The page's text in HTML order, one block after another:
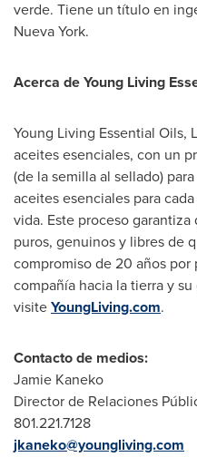
verde. Tiene un título en
Nueva York.
Acerca de Young Living
Young Living Essential Oils,
aceites esenciales, con un
(de la semilla al sellado)
aceites esenciales para
vida. Este proceso
puros, genuinos y libres de
compromiso de 20 años
compañía hacia la tierra y
visiteYoungLiving.com.
Contacto de medios:
Jamie Kaneko
Director de Relaciones
801.221.7128
jkaneko@youngliving.com